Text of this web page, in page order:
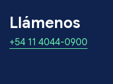
Llámenos
+54 11 4044-0900